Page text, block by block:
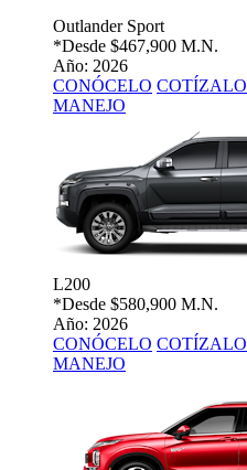
Outlander Sport
*Desde $467,900 M.N.
Año: 2026
CONÓCELO COTÍZALO
MANEJO
L200
*Desde $580,900 M.N.
Año: 2026
CONÓCELO COTÍZALO
MANEJO